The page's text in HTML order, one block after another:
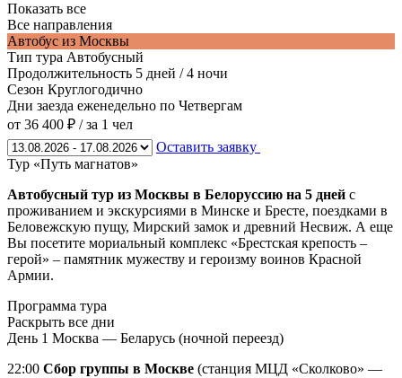
Показать все
Все направления
Автобус из Москвы
Тип тура Автобусный
Продолжительность 5 дней / 4 ночи
Сезон Круглогодично
Дни заезда еженедельно по Четвергам
от 36 400 ₽ / за 1 чел
Оставить заявку
Тур «Путь магнатов»
Автобусный тур из Москвы в Белоруссию на 5 дней с
проживанием и экскурсиями в Минске и Бресте, поездками в
Беловежскую пущу, Мирский замок и древний Несвиж. А еще
Вы посетите мориальный комплекс «Брестская крепость –
герой» – памятник мужеству и героизму воинов Красной
Армии.
Программа тура
Раскрыть все дни
День 1 Москва — Беларусь (ночной переезд)
22:00 Сбор группы в Москве (станция МЦД «Сколково» —